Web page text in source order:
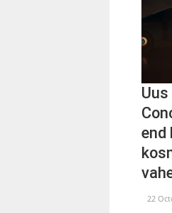
end
22